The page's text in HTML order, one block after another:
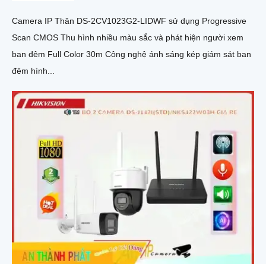
Camera IP Thân DS-2CV1023G2-LIDWF sử dụng Progressive
Scan CMOS Thu hình nhiều màu sắc và phát hiện người xem
ban đêm Full Color 30m Công nghệ ánh sáng kép giám sát ban
đêm hình...